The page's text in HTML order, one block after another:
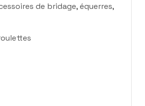
de bridage, équerres,